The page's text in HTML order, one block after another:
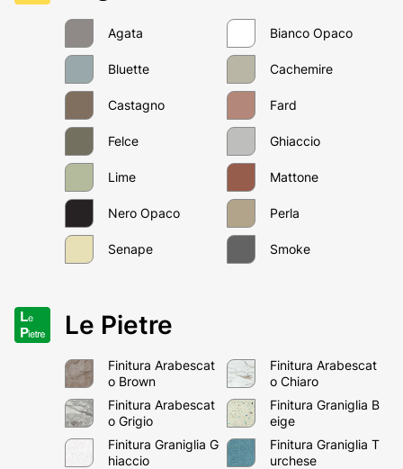
Email*
Agata Bianco Opaco
Bluette Cachemire
Castagno Fard
Felce Ghiaccio
Lime Mattone
Nero Opaco Perla
Senape Smoke
Le Pietre
Finitura Arabescat
o Brown
Finitura Arabescat
o Chiaro
Finitura Arabescat
o Grigio
Finitura Graniglia B
eige
Finitura Graniglia G
hiaccio
Finitura Graniglia T
urchese